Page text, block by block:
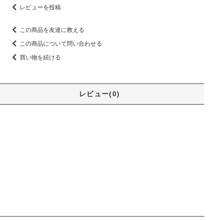
レビューを投稿
この商品を友達に教える
この商品について問い合わせる
買い物を続ける
レビュー(0)